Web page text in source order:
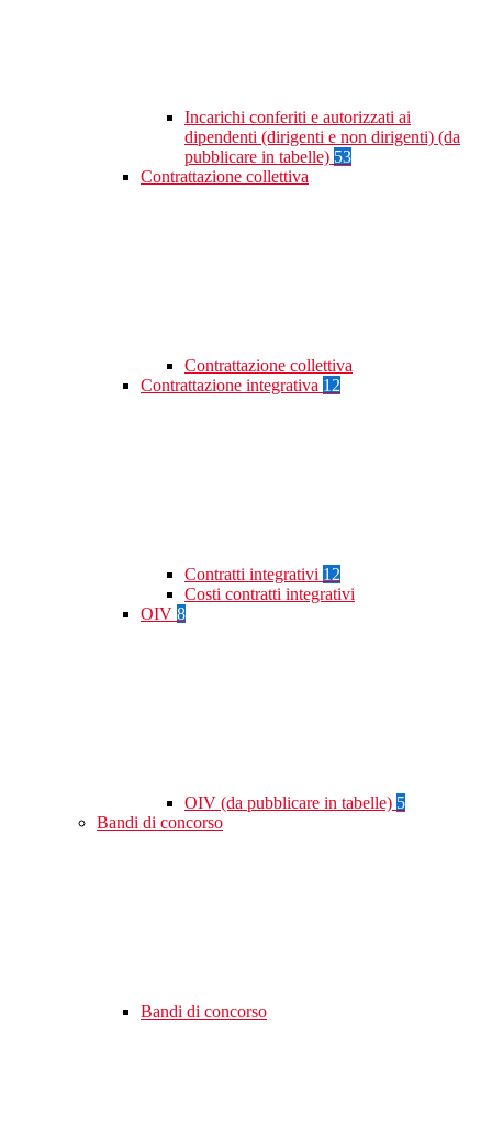
Incarichi conferiti e autorizzati ai
dipendenti (dirigenti e non dirigenti) (da
pubblicare in tabelle) 53
Contrattazione collettiva
Contrattazione collettiva
Contrattazione integrativa 12
Contratti integrativi 12
Costi contratti integrativi
OIV 8
OIV (da pubblicare in tabelle) 5
Bandi di concorso
Bandi di concorso